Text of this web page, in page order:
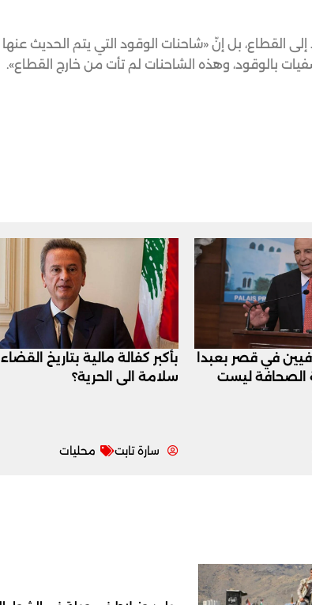
القطاع، بل إنّ «شاحنات الوقود التي يتم الحديث
بالوقود، وهذه الشاحنات لم تأت من خارج القطاع».
في قصر بعبدا
الصحافة ليست
بأكبر كفالة مالية بتاريخ
سلامة الى الحرية؟
سارة تابت محليات